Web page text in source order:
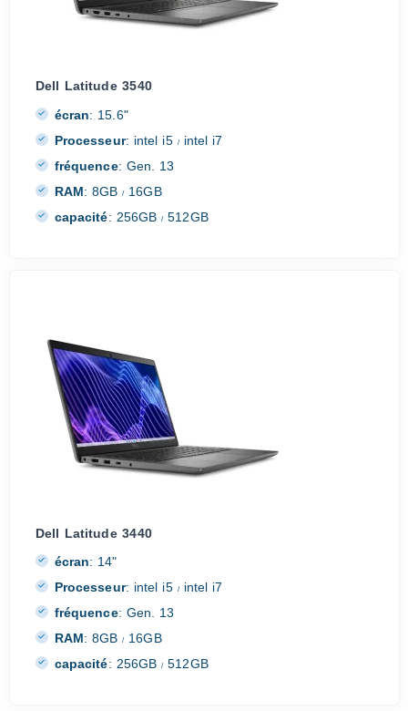
Dell Latitude 3540
écran: 15.6"
Processeur: intel i5 /intel i7
fréquence: Gen. 13
RAM: 8GB/ 16GB
capacité: 256GB/ 512GB
Dell Latitude 3440
écran: 14"
Processeur: intel i5 /intel i7
fréquence: Gen. 13
RAM: 8GB/ 16GB
capacité: 256GB/ 512GB